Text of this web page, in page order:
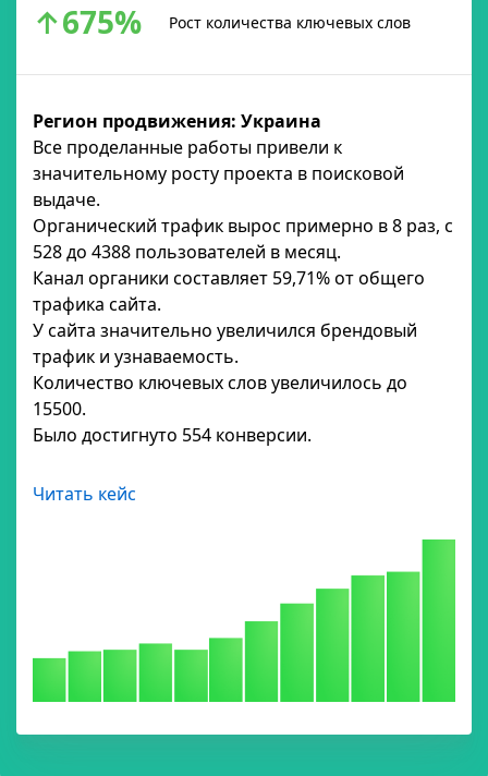
↑675% Рост количества ключевых слов
Регион продвижения: Украина
Все проделанные работы привели к
значительному росту проекта в поисковой
выдаче.
Органический трафик вырос примерно в 8 раз, с
528 до 4388 пользователей в месяц.
Канал органики составляет 59,71% от общего
трафика сайта.
У сайта значительно увеличился брендовый
трафик и узнаваемость.
Количество ключевых слов увеличилось до
15500.
Было достигнуто 554 конверсии.
Читать кейс